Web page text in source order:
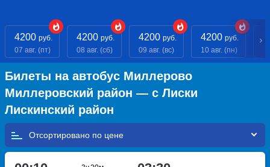
4200 руб.
07 авг. (пт)
4200 руб.
08 авг. (сб)
4200 руб.
09 авг. (вс)
4200 руб.
10 авг. (пн)
Билеты на автобус Миллерово
Миллеровский район — с Лиски
Лискинский район
Отсортировано по